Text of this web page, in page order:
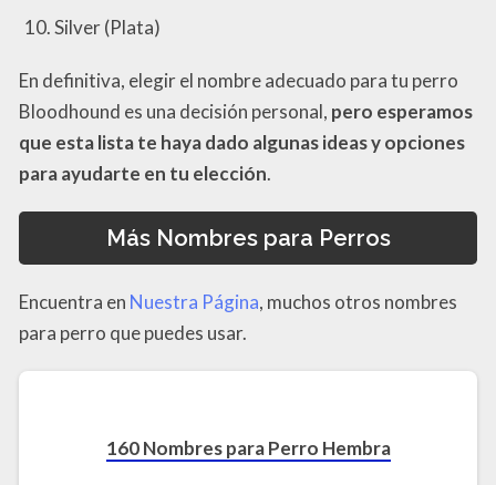
Silver (Plata)
En definitiva, elegir el nombre adecuado para tu perro
Bloodhound es una decisión personal, pero esperamos
que esta lista te haya dado algunas ideas y opciones
para ayudarte en tu elección.
Más Nombres para Perros
Encuentra en Nuestra Página, muchos otros nombres
para perro que puedes usar.
160 Nombres para Perro Hembra